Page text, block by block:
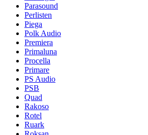
Parasound
Perlisten
Piega
Polk Audio
Premiera
Primaluna
Procella
Primare
PS Audio
PSB
Quad
Rakoso
Rotel
Ruark